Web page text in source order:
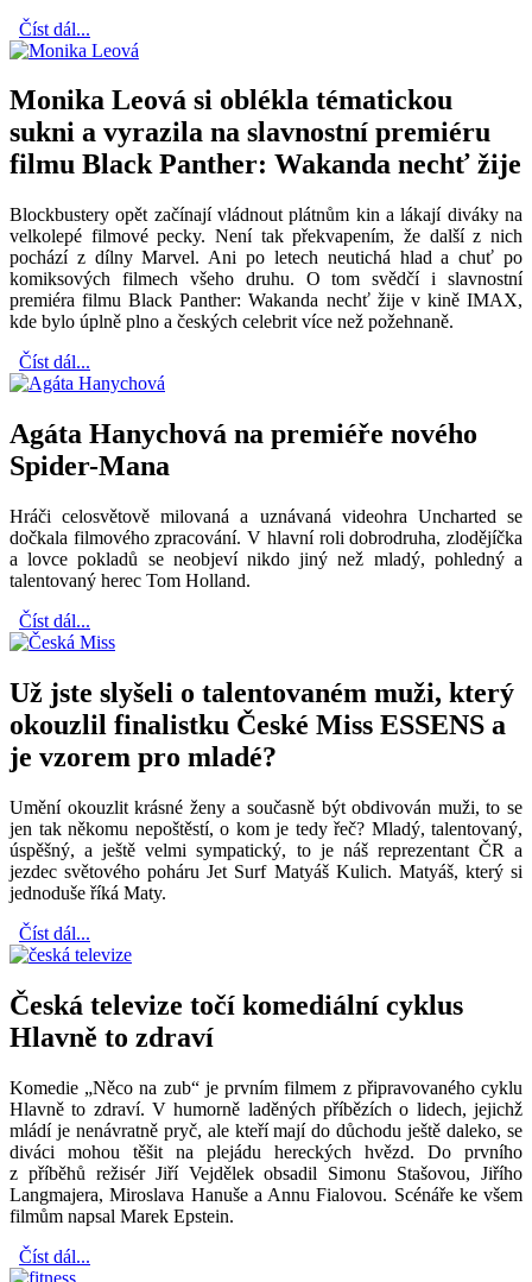
Číst dál...
Monika Leová si oblékla tématickou
sukni a vyrazila na slavnostní premiéru
filmu Black Panther: Wakanda nechť žije
Blockbustery opět začínají vládnout plátnům kin a lákají diváky na
velkolepé filmové pecky. Není tak překvapením, že další z nich
pochází z dílny Marvel. Ani po letech neutichá hlad a chuť po
komiksových filmech všeho druhu. O tom svědčí i slavnostní
premiéra filmu Black Panther: Wakanda nechť žije v kině IMAX,
kde bylo úplně plno a českých celebrit více než požehnaně.
Číst dál...
Agáta Hanychová na premiéře nového
Spider-Mana
Hráči celosvětově milovaná a uznávaná videohra Uncharted se
dočkala filmového zpracování. V hlavní roli dobrodruha, zlodějíčka
a lovce pokladů se neobjeví nikdo jiný než mladý, pohledný a
talentovaný herec Tom Holland.
Číst dál...
Už jste slyšeli o talentovaném muži, který
okouzlil finalistku České Miss ESSENS a
je vzorem pro mladé?
Umění okouzlit krásné ženy a současně být obdivován muži, to se
jen tak někomu nepoštěstí, o kom je tedy řeč? Mladý, talentovaný,
úspěšný, a ještě velmi sympatický, to je náš reprezentant ČR a
jezdec světového poháru Jet Surf Matyáš Kulich. Matyáš, který si
jednoduše říká Maty.
Číst dál...
Česká televize točí komediální cyklus
Hlavně to zdraví
Komedie „Něco na zub“ je prvním filmem z připravovaného cyklu
Hlavně to zdraví. V humorně laděných příbězích o lidech, jejichž
mládí je nenávratně pryč, ale kteří mají do důchodu ještě daleko, se
diváci mohou těšit na plejádu hereckých hvězd. Do prvního
z příběhů režisér Jiří Vejdělek obsadil Simonu Stašovou, Jiřího
Langmajera, Miroslava Hanuše a Annu Fialovou. Scénáře ke všem
filmům napsal Marek Epstein.
Číst dál...